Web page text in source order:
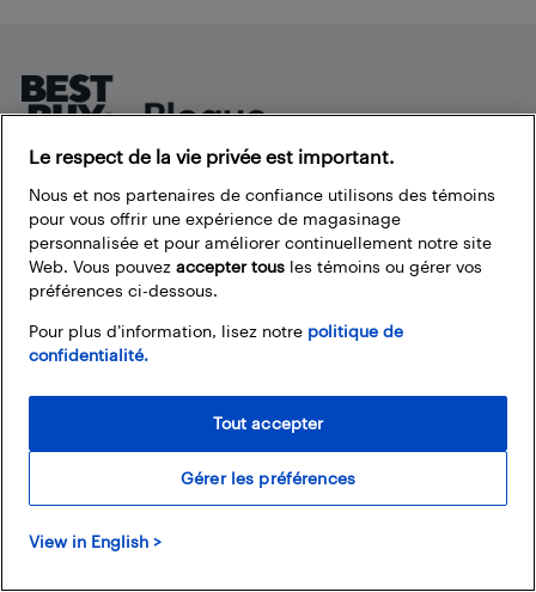
À propos du blogue de Best Buy
Branchez-vous à la communauté Best Buy. Vous pouvez y
trouver de super articles, participer à des concours et
rejoindre la discussion en proposant vos commentaires.
Partagez vos trucs et conseils sur la technologie, et consultez
les impressions des autres personnes sur les produits
disponibles chez Best Buy.
Politique de confidentialité
Le respect de la vie privée est important.
Nous et nos partenaires de confiance utilisons des témoins
pour vous offrir une expérience de magasinage
personnalisée et pour améliorer continuellement notre site
Web. Vous pouvez accepter tous les témoins ou gérer vos
préférences ci-dessous.
Pour plus d’information, lisez notre
View in English >
politique de
confidentialité.
Gérer les préférences
Tout accepter